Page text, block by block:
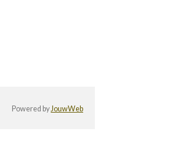
Powered byJouwWeb